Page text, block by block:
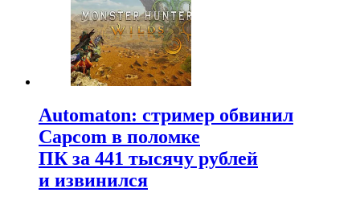
Automaton: стример обвинил
Capcom в поломке
ПК за 441 тысячу рублей
и извинился